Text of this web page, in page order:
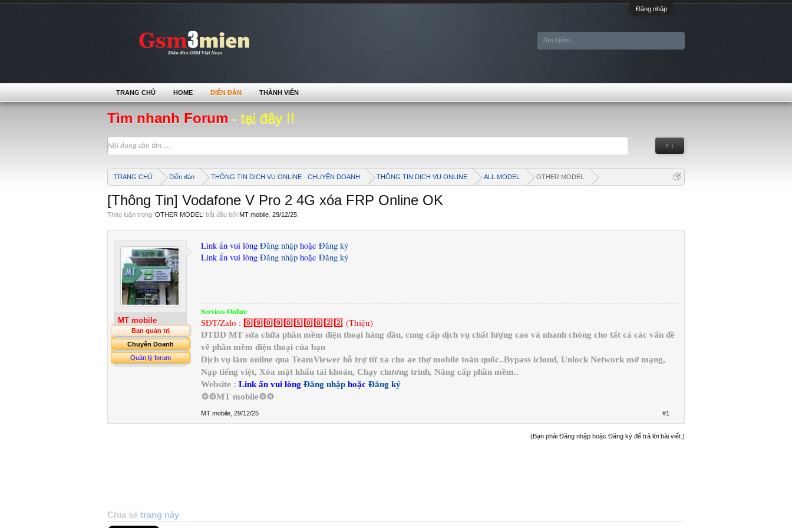
Đăng nhập
Tìm nhanh Forum - tại đây !!
↑ ↓
TRANG CHỦ Diễn đàn THÔNG TIN DỊCH VỤ ONLINE - CHUYÊN DOANH THÔNG TIN DỊCH VỤ ONLINE ALL MODEL OTHER MODEL
[Thông Tin] Vodafone V Pro 2 4G xóa FRP Online OK
Thảo luận trong 'OTHER MODEL ' bắt đầu bởi MT mobile 29/12/25
MT mobile
Ban quản trị
Chuyên Doanh
Quản lý forum
Link ẩn vui lòng Đăng nhập hoặc Đăng ký
Link ẩn vui lòng Đăng nhập hoặc Đăng ký
Services Online
SĐT/Zalo : 0️⃣9️⃣0️⃣9️⃣0️⃣5️⃣0️⃣0️⃣2️⃣2️⃣ (Thiện)
ĐTDĐ MT sửa chữa phần mềm điện thoại hàng đầu, cung cấp dịch vụ chất lượng cao và nhanh chóng cho tất cả các vấn đề
về phần mềm điện thoại của bạn
Dịch vụ làm online qua TeamViewer hỗ trợ từ xa cho ae thợ mobile toàn quốc..Bypass icloud, Unlock Network mở mạng,
Nạp tiếng việt, Xóa mật khẩu tài khoản, Chạy chương trình, Nâng cấp phần mềm..
Website : Link ẩn vui lòng Đăng nhập hoặc Đăng ký
⚙️⚙️MT mobile⚙️⚙️
MT mobile 29/12/25 #1
(Bạn phải Đăng nhập hoặc Đăng ký để trả lời bài viết.)
Chia sẻ trang này
TRANG CHỦ HOME DIỄN ĐÀN THÀNH VIÊN